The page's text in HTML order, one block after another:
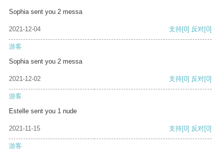
Sophia sent you 2 messa
2021-12-04 支持[0] 反对[0]
游客
Sophia sent you 2 messa
2021-12-02 支持[0] 反对[0]
游客
Estelle sent you 1 nude
2021-11-15 支持[0] 反对[0]
游客